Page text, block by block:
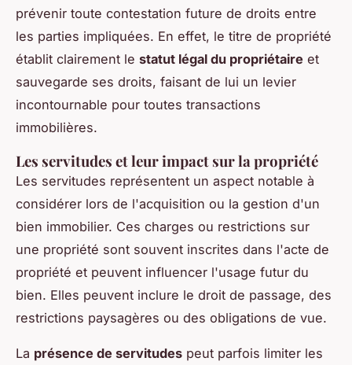
prévenir toute contestation future de droits entre
les parties impliquées. En effet, le titre de propriété
établit clairement le statut légal du propriétaire et
sauvegarde ses droits, faisant de lui un levier
incontournable pour toutes transactions
immobilières.
Les servitudes et leur impact sur la propriété
Les servitudes représentent un aspect notable à
considérer lors de l'acquisition ou la gestion d'un
bien immobilier. Ces charges ou restrictions sur
une propriété sont souvent inscrites dans l'acte de
propriété et peuvent influencer l'usage futur du
bien. Elles peuvent inclure le droit de passage, des
restrictions paysagères ou des obligations de vue.
La présence de servitudes peut parfois limiter les